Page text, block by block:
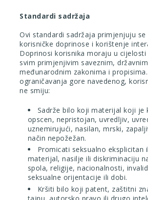
Standardi sadržaja
Ovi standardi sadržaja primjenjuju se
korisničke doprinose i korištenje
Doprinosi korisnika moraju u cijelosti
svim primjenjivim saveznim,
međunarodnim zakonima i
ograničavanja gore navedenog,
ne smiju:
Sadrže bilo koji materijal koji je
opscen, nepristojan, uvredljiv,
uznemirujući, nasilan, mrski,
način nepožežan.
Promicati seksualno eksplicitan
materijal, nasilje ili diskriminaciju
spola, religije, nacionalnosti,
seksualne orijentacije ili dobi.
Kršiti bilo koji patent, zaštitni